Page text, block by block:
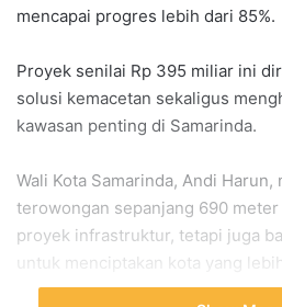
mencapai progres lebih dari 85%.
Proyek senilai Rp 395 miliar ini
solusi kemacetan sekaligus
kawasan penting di Samarinda.
Wali Kota Samarinda, Andi Harun,
terowongan sepanjang 690
proyek infrastruktur, tetapi juga
untuk menciptakan kota yang